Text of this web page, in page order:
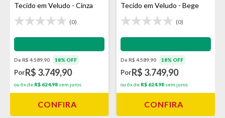
Tecido em Veludo - Cinza
(0)
Impermeabilização - VEDA
De R$ 4.589,90 18% OFF
PorR$ 3.749,90
ou 6x de R$ 624,98 sem juros
CONFIRA
Tecido em Veludo - Bege
(0)
Impermeabilização - VEDA
De R$ 4.589,90 18% OFF
PorR$ 3.749,90
ou 6x de R$ 624,98 sem juros
CONFIRA